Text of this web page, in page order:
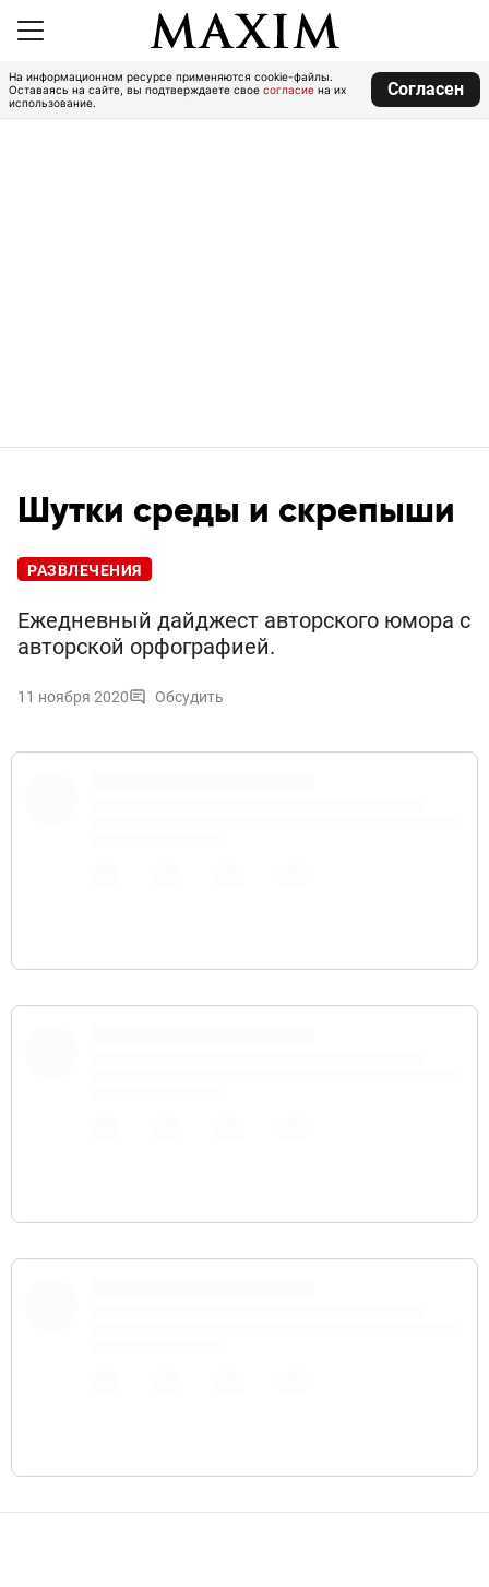
На информационном ресурсе применяются cookie-файлы.
Оставаясь на сайте, вы подтверждаете свое согласие на их
использование.
Согласен
Шутки среды и скрепыши
РАЗВЛЕЧЕНИЯ
Ежедневный дайджест авторского юмора с
авторской орфографией.
11 ноября 2020 Обсудить